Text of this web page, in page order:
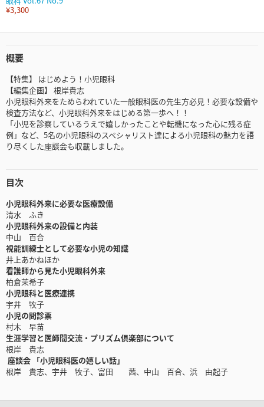
¥3,300
概要
【特集】 はじめよう！小児眼科
【編集企画】 根岸貴志
小児眼科外来をためらわれていた一般眼科医の先生方必見！必要な設備や
検査方法など、小児眼科外来をはじめる第一歩へ！！
「小児を診察しているうえで嬉しかったことや転機になった心に残る症
例」など、5名の小児眼科のスペシャリスト達による小児眼科の魅力を語
り尽くした座談会も収載しました。
目次
小児眼科外来に必要な医療設備
清水 ふき
小児眼科外来の設備と内装
中山 百合
視能訓練士として必要な小児の知識
井上あかねほか
看護師から見た小児眼科外来
柏倉茉希子
小児眼科と医療連携
宇井 牧子
小児の問診票
村木 早苗
生涯学習と医師間交流・プリズム倶楽部について
根岸 貴志
座談会 「小児眼科医の嬉しい話」
根岸 貴志、宇井 牧子、富田 茜、中山 百合、浜 由起子